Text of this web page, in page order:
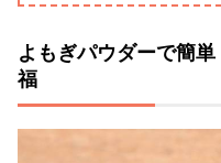
よもぎパウダーで簡
福